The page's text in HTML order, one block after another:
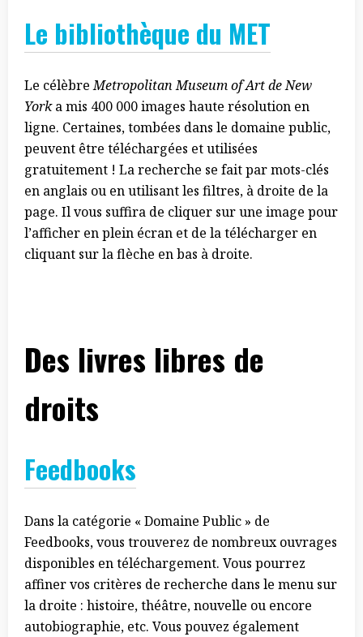
Le bibliothèque du MET
Le célèbreMetropolitan Museum of Art de New
Yorka mis 400 000 images haute résolution en
ligne. Certaines, tombées dans le domaine public,
peuvent être téléchargées et utilisées
gratuitement ! La recherche se fait par mots-clés
en anglais ou en utilisant les filtres, à droite de la
page. Il vous suffira de cliquer sur une image pour
l’afficher en plein écran et de la télécharger en
cliquant sur la flèche en bas à droite.
Des livres libres de
droits
Feedbooks
Dans la catégorie « Domaine Public » de
Feedbooks, vous trouverez de nombreux ouvrages
disponibles en téléchargement. Vous pourrez
affiner vos critères de recherche dans le menu sur
la droite : histoire, théâtre, nouvelle ou encore
autobiographie, etc. Vous pouvez également